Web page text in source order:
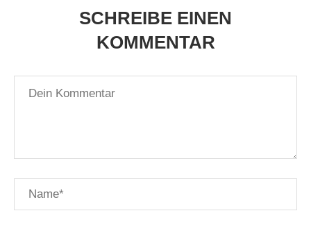
SCHREIBE EINEN
KOMMENTAR